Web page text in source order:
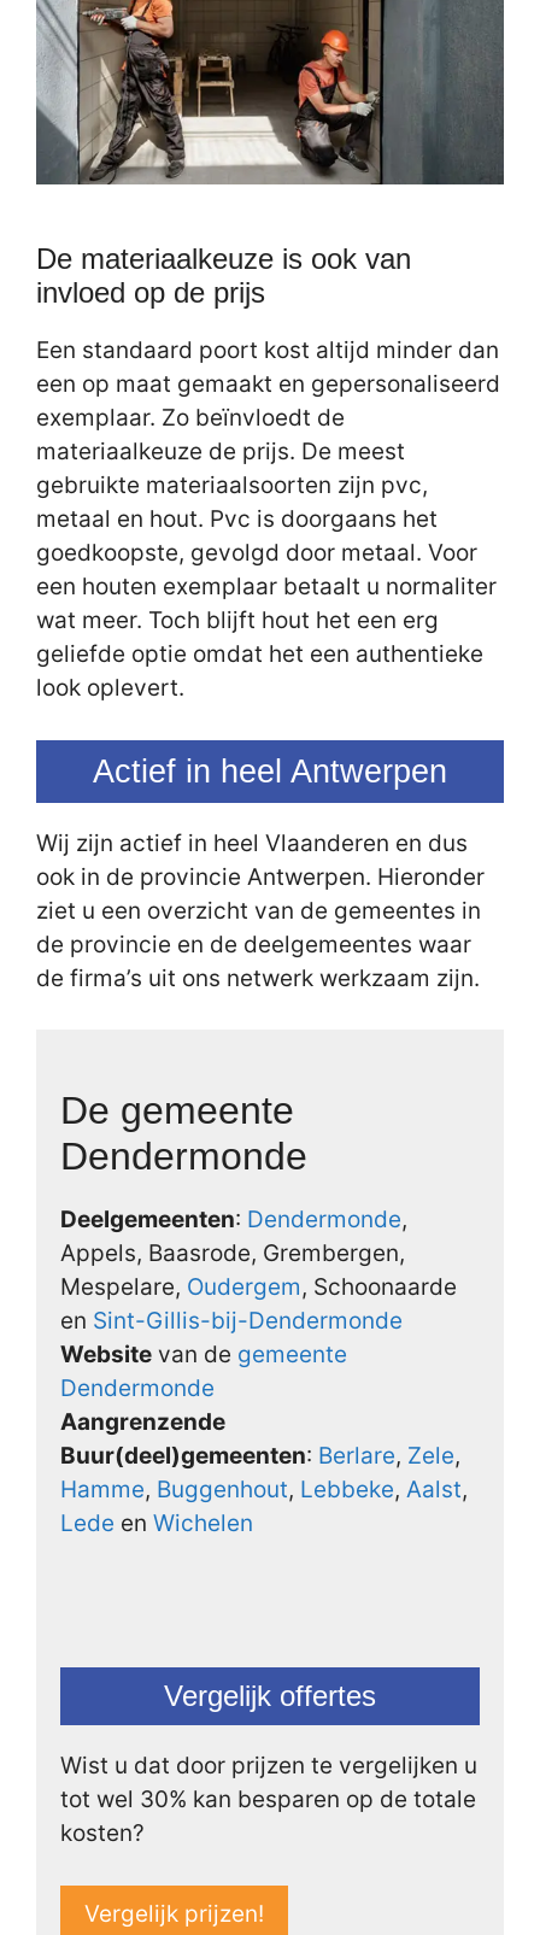
De materiaalkeuze is ook van
invloed op de prijs
Een standaard poort kost altijd minder dan
een op maat gemaakt en gepersonaliseerd
exemplaar. Zo beïnvloedt de
materiaalkeuze de prijs. De meest
gebruikte materiaalsoorten zijn pvc,
metaal en hout. Pvc is doorgaans het
goedkoopste, gevolgd door metaal. Voor
een houten exemplaar betaalt u normaliter
wat meer. Toch blijft hout het een erg
geliefde optie omdat het een authentieke
look oplevert.
Actief in heel Antwerpen
Wij zijn actief in heel Vlaanderen en dus
ook in de provincie Antwerpen. Hieronder
ziet u een overzicht van de gemeentes in
de provincie en de deelgemeentes waar
de firma’s uit ons netwerk werkzaam zijn.
De gemeente
Dendermonde
Deelgemeenten: Dendermonde,
Appels, Baasrode, Grembergen,
Mespelare, Oudergem, Schoonaarde
en Sint-Gillis-bij-Dendermonde
Website van de gemeente
Dendermonde
Aangrenzende
Buur(deel)gemeenten: Berlare, Zele,
Hamme, Buggenhout, Lebbeke, Aalst,
Lede en Wichelen
Vergelijk offertes
Wist u dat door prijzen te vergelijken u
tot wel 30% kan besparen op de totale
kosten?
Vergelijk prijzen!